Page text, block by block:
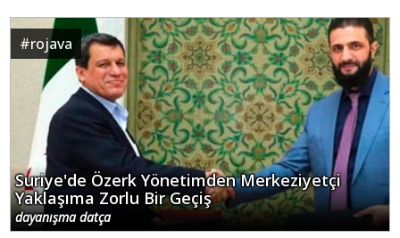
#rojava
Suriye'de Özerk Yönetimden Merkeziyetçi
Yaklaşıma Zorlu Bir Geçiş
dayanışma datça